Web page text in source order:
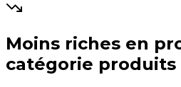
Moins riches en
catégorie